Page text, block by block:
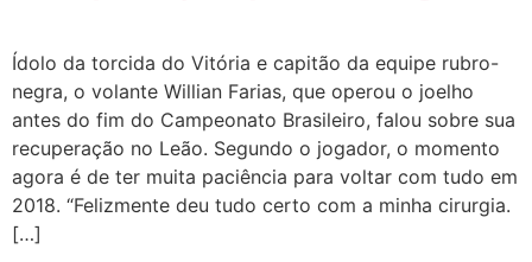
Ídolo da torcida do Vitória e capitão da equipe rubro-
negra, o volante Willian Farias, que operou o joelho
antes do fim do Campeonato Brasileiro, falou sobre sua
recuperação no Leão. Segundo o jogador, o momento
agora é de ter muita paciência para voltar com tudo em
2018. “Felizmente deu tudo certo com a minha cirurgia.
[…]